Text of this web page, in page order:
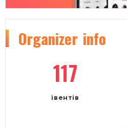
Organizer info
117
івентів